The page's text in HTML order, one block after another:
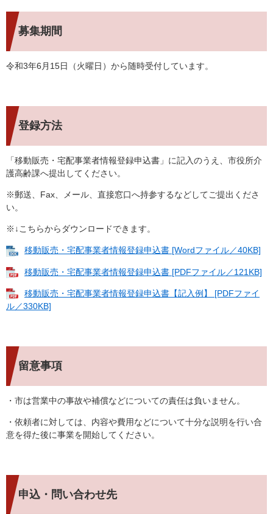
募集期間
令和3年6月15日（火曜日）から随時受付しています。
登録方法
「移動販売・宅配事業者情報登録申込書」に記入のうえ、市役所介
護高齢課へ提出してください。
※郵送、Fax、メール、直接窓口へ持参するなどしてご提出くださ
い。
※↓こちらからダウンロードできます。
移動販売・宅配事業者情報登録申込書 [Wordファイル／40KB]
移動販売・宅配事業者情報登録申込書 [PDFファイル／121KB]
移動販売・宅配事業者情報登録申込書【記入例】 [PDFファイ
ル／330KB]
留意事項
・市は営業中の事故や補償などについての責任は負いません。
・依頼者に対しては、内容や費用などについて十分な説明を行い合
意を得た後に事業を開始してください。
申込・問い合わせ先